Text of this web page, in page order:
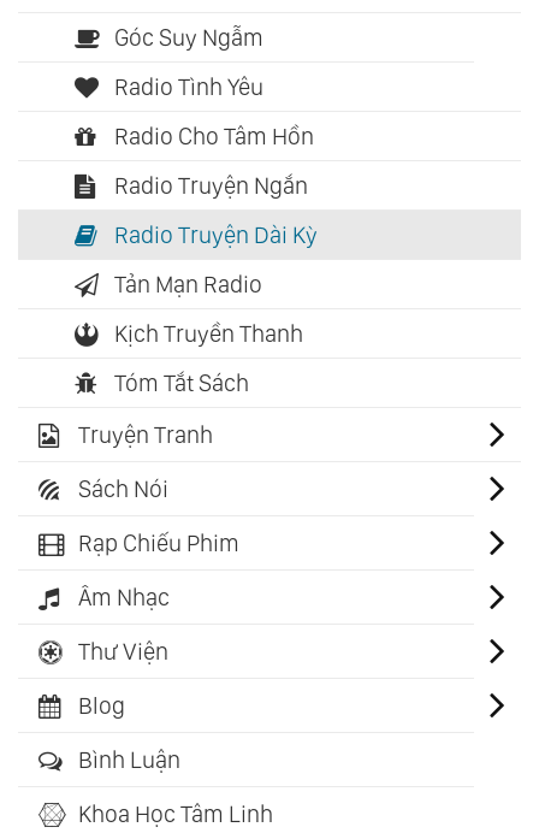
Góc Suy Ngẫm
Radio Tình Yêu
Radio Cho Tâm Hồn
Radio Truyện Ngắn
Radio Truyện Dài Kỳ
Tản Mạn Radio
Kịch Truyền Thanh
Tóm Tắt Sách
Truyện Tranh
Sách Nói
Rạp Chiếu Phim
Âm Nhạc
Thư Viện
Blog
Bình Luận
Khoa Học Tâm Linh